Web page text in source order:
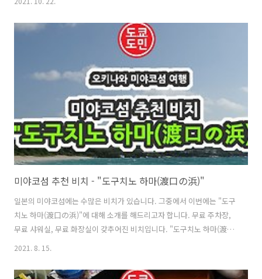
요없이 맛있는 밥이 완성이 된답니다. 정말 편리하죠? 그리고 이런 나베
요리도 착화제 하나만 넣어주면 익혀서 뜨겁게 먹을 수 있을정도로 된답
니다. 일본 료칸에서 이렇게 여러번 먹다보니 집에 하나 있으면 좋을거
같기도 하더라고요. 도쿄에서 어디가면 구입할 수 있는지 알려드리겠습
니다. 조리기구들 파는 가게들이 모여있는 거리가 있습니다. 도로 양사이
드로 약 1km에 걸쳐서..
미야코섬 추천 비치 - "도구치노 하마(渡口の浜)"
일본의 미야코섬에는 수많은 비치가 있습니다. 그중에서 이번에는 "도구
치노 하마(渡口の浜)"에 대해 소개를 해드리고자 합니다. 무료 주차장,
무료 샤워실, 무료 화장실이 갖추어진 비치입니다. "도구치노 하마(渡口
の浜)"의 위치 ・주소 : 〒906-0503 沖縄県宮古島市伊良部伊良部１
835*10 무료 주차장 대부분이 무료주차장이 있는데, 일부 비치는 유료
2021. 8. 15.